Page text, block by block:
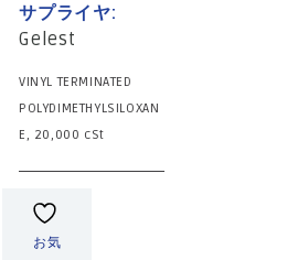
サプライヤ:
Gelest
VINYL TERMINATED
POLYDIMETHYLSILOXAN
E, 20,000 cSt
お気